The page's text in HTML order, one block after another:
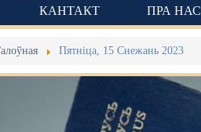
КАНТАКТ ПРА НАС
Пятніца, 15 Снежань 2023